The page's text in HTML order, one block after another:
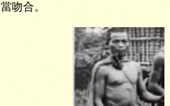
當吻合。